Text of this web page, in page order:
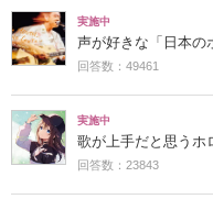
実施中
声が好きな「日本の
回答数：49461
実施中
歌が上手だと思うホ
回答数：23843